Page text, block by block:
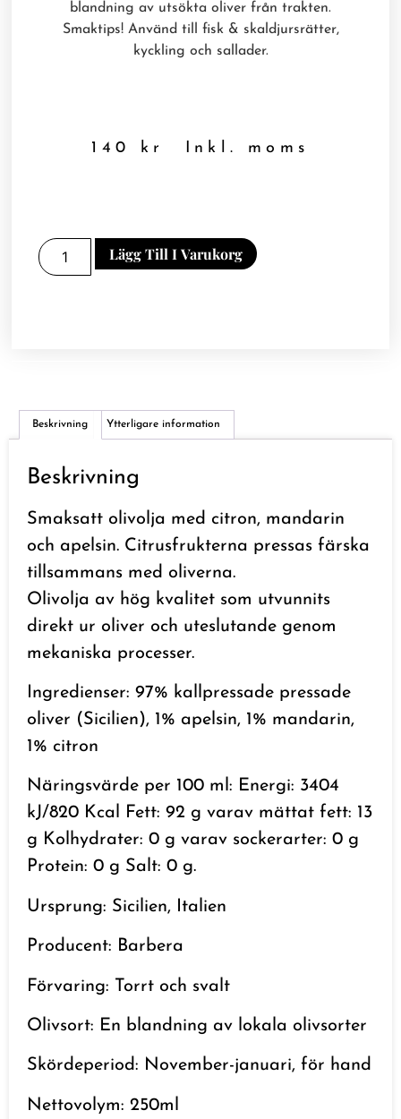
blandning av utsökta oliver från trakten.
Smaktips! Använd till fisk & skaldjursrätter,
kyckling och sallader.
140 kr Inkl. moms
Lägg Till I Varukorg
Beskrivning Ytterligare information
Beskrivning
Smaksatt olivolja med citron, mandarin
och apelsin. Citrusfrukterna pressas färska
tillsammans med oliverna.
Olivolja av hög kvalitet som utvunnits
direkt ur oliver och uteslutande genom
mekaniska processer.
Ingredienser: 97% kallpressade pressade
oliver (Sicilien), 1% apelsin, 1% mandarin,
1% citron
Näringsvärde per 100 ml: Energi: 3404
kJ/820 Kcal Fett: 92 g varav mättat fett: 13
g Kolhydrater: 0 g varav sockerarter: 0 g
Protein: 0 g Salt: 0 g.
Ursprung: Sicilien, Italien
Producent: Barbera
Förvaring: Torrt och svalt
Olivsort: En blandning av lokala olivsorter
Skördeperiod: November-januari, för hand
Nettovolym: 250ml